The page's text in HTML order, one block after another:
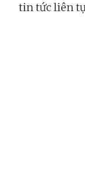
tin tức liên